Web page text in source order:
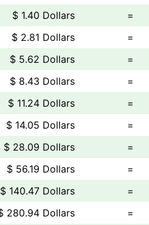
$ 1.40 Dollars
=
$ 2.81 Dollars
=
$ 5.62 Dollars
=
$ 8.43 Dollars
=
$ 11.24 Dollars
=
$ 14.05 Dollars
=
$ 28.09 Dollars
=
$ 56.19 Dollars
=
$ 140.47 Dollars
=
280.94 Dollars
=